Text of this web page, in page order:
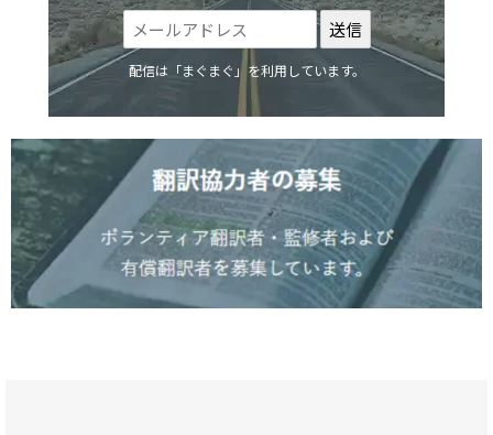
配信は「まぐまぐ」を利用しています。